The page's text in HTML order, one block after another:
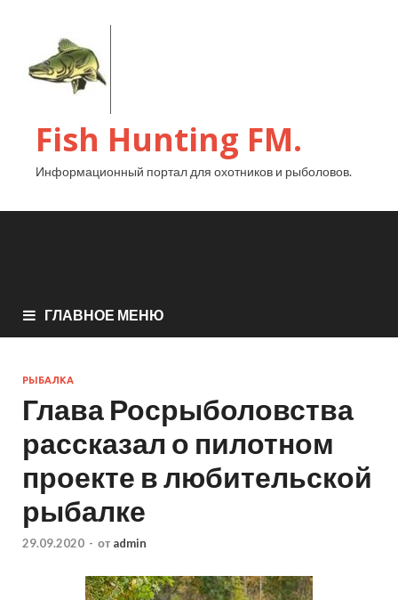
Fish Hunting FM.
Информационный портал для охотников и рыболовов.
ГЛАВНОЕ МЕНЮ
РЫБАЛКА
Глава Росрыболовства
рассказал о пилотном
проекте в любительской
рыбалке
29.09.2020 - от admin